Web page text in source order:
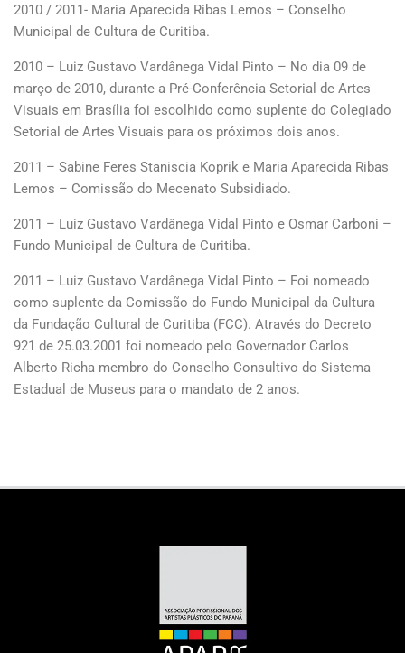
2010 / 2011- Maria Aparecida Ribas Lemos – Conselho
Municipal de Cultura de Curitiba.
2010 – Luiz Gustavo Vardânega Vidal Pinto – No dia 09 de
março de 2010, durante a Pré-Conferência Setorial de Artes
Visuais em Brasília foi escolhido como suplente do Colegiado
Setorial de Artes Visuais para os próximos dois anos.
2011 – Sabine Feres Staniscia Koprik e Maria Aparecida Ribas
Lemos – Comissão do Mecenato Subsidiado.
2011 – Luiz Gustavo Vardânega Vidal Pinto e Osmar Carboni –
Fundo Municipal de Cultura de Curitiba.
2011 – Luiz Gustavo Vardânega Vidal Pinto – Foi nomeado
como suplente da Comissão do Fundo Municipal da Cultura
da Fundação Cultural de Curitiba (FCC). Através do Decreto
921 de 25.03.2001 foi nomeado pelo Governador Carlos
Alberto Richa membro do Conselho Consultivo do Sistema
Estadual de Museus para o mandato de 2 anos.